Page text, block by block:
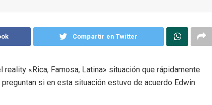
Compartir en Twitter
«Rica, Famosa, Latina» situación que rápidamente
si en esta situación estuvo de acuerdo Edwin